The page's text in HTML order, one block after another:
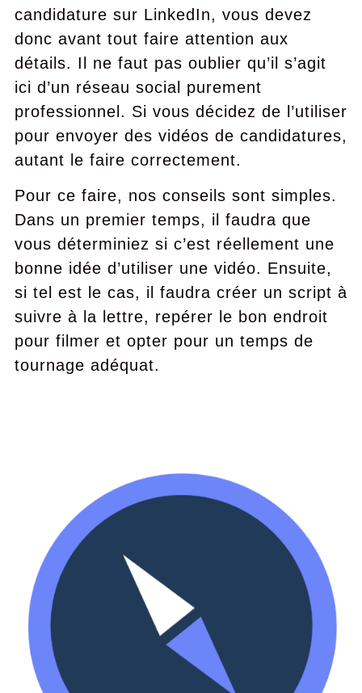
candidature sur LinkedIn, vous devez
donc avant tout faire attention aux
détails. Il ne faut pas oublier qu’il s’agit
ici d’un réseau social purement
professionnel. Si vous décidez de l’utiliser
pour envoyer des vidéos de candidatures,
autant le faire correctement.
Pour ce faire, nos conseils sont simples.
Dans un premier temps, il faudra que
vous déterminiez si c’est réellement une
bonne idée d’utiliser une vidéo. Ensuite,
si tel est le cas, il faudra créer un script à
suivre à la lettre, repérer le bon endroit
pour filmer et opter pour un temps de
tournage adéquat.